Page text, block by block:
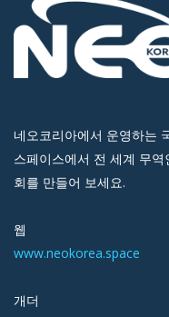
네오코리아에서 운영하는
스페이스에서 전 세계 무
회를 만들어 보세요.
웹
www.neokorea.space
개더